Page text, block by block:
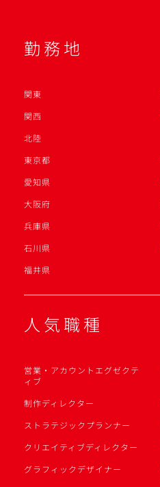
勤務地
関東
関西
北陸
東京都
愛知県
大阪府
兵庫県
石川県
福井県
人気職種
営業・アカウントエグゼクテ
ィブ
制作ディレクター
ストラテジックプランナー
クリエイティブディレクター
グラフィックデザイナー